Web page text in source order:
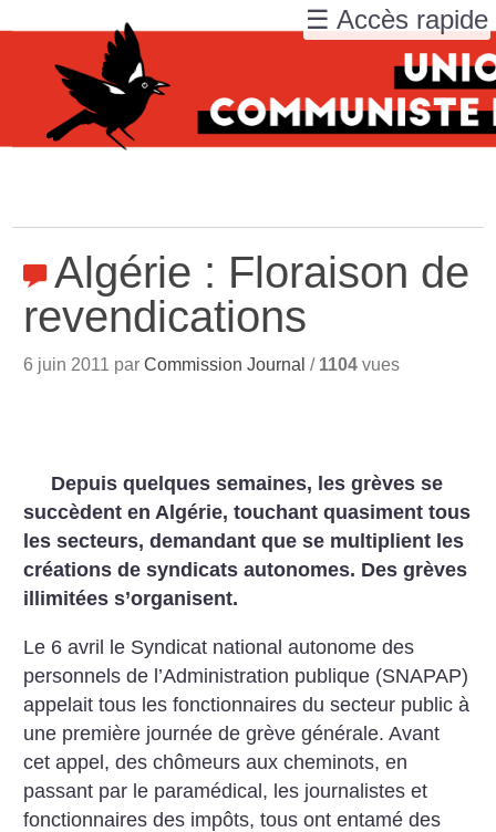
Algérie : Floraison de
revendications
6 juin 2011 parCommission Journal / 1104 vues
Depuis quelques semaines, les grèves se
succèdent en Algérie, touchant quasiment tous
les secteurs, demandant que se multiplient les
créations de syndicats autonomes. Des grèves
illimitées s’organisent.
Le 6 avril le Syndicat national autonome des
personnels de l’Administration publique (SNAPAP)
appelait tous les fonctionnaires du secteur public à
une première journée de grève générale. Avant
cet appel, des chômeurs aux cheminots, en
passant par le paramédical, les journalistes et
fonctionnaires des impôts, tous ont entamé des
☰ Accès rapide